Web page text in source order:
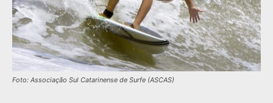
Foto: Associação Sul Catarinense de Surfe (ASCAS)